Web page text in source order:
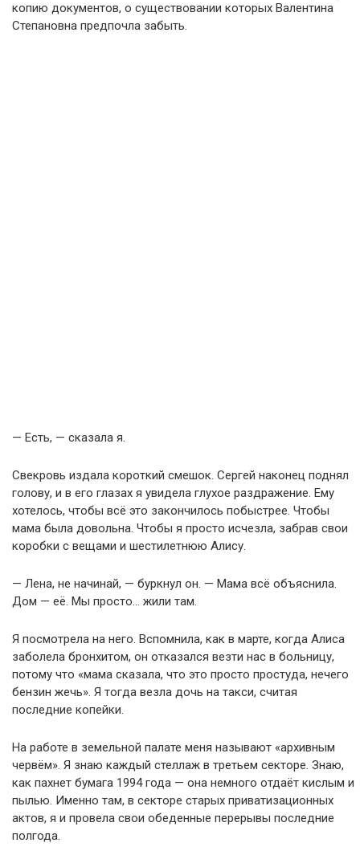
копию документов, о существовании которых Валентина
Степановна предпочла забыть.
— Есть, — сказала я.
Свекровь издала короткий смешок. Сергей наконец поднял
голову, и в его глазах я увидела глухое раздражение. Ему
хотелось, чтобы всё это закончилось побыстрее. Чтобы
мама была довольна. Чтобы я просто исчезла, забрав свои
коробки с вещами и шестилетнюю Алису.
— Лена, не начинай, — буркнул он. — Мама всё объяснила.
Дом — её. Мы просто… жили там.
Я посмотрела на него. Вспомнила, как в марте, когда Алиса
заболела бронхитом, он отказался везти нас в больницу,
потому что «мама сказала, что это просто простуда, нечего
бензин жечь». Я тогда везла дочь на такси, считая
последние копейки.
На работе в земельной палате меня называют «архивным
червём». Я знаю каждый стеллаж в третьем секторе. Знаю,
как пахнет бумага 1994 года — она немного отдаёт кислым и
пылью. Именно там, в секторе старых приватизационных
актов, я и провела свои обеденные перерывы последние
полгода.